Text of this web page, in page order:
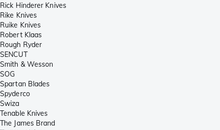
Rick Hinderer Knives
Rike Knives
Ruike Knives
Robert Klaas
Rough Ryder
SENCUT
Smith & Wesson
SOG
Spartan Blades
Spyderco
Swiza
Tenable Knives
The James Brand